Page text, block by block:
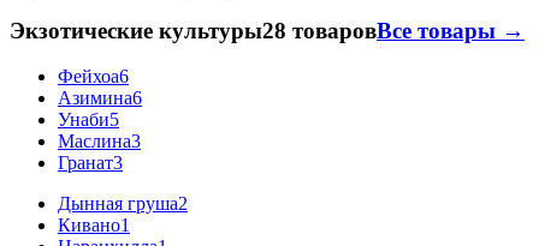
Экзотические культуры28 товаровВсе товары →
Фейхоа6
Азимина6
Унаби5
Маслина3
Гранат3
Дынная груша2
Кивано1